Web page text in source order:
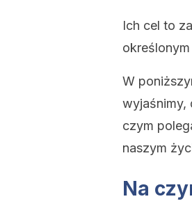
Ich cel to
W
wyjaśnimy,
czym
naszym
Na